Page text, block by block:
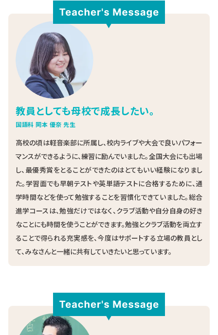
教員としても母校で成長したい。
国語科 岡本 優奈 先生
高校の頃は軽音楽部に所属し、校内ライブや大会で良いパフォー
マンスができるように、練習に励んでいました。全国大会にも出場
し、最優秀賞をとることができたのはとてもいい経験になりまし
た。学習面でも早朝テストや英単語テストに合格するために、通
学時間などを使って勉強することを習慣化できていました。総合
進学コースは、勉強だけではなく、クラブ活動や自分自身の好き
なことにも時間を使うことができます。勉強とクラブ活動を両立す
ることで得られる充実感を、今度はサポートする立場の教員とし
て、みなさんと一緒に共有していきたいと思っています。